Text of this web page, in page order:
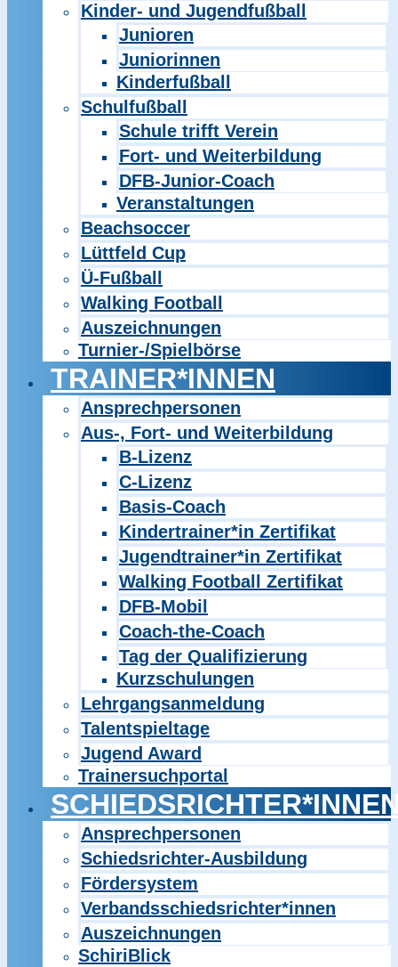
Kinder- und Jugendfußball
Junioren
Juniorinnen
Kinderfußball
Schulfußball
Schule trifft Verein
Fort- und Weiterbildung
DFB-Junior-Coach
Veranstaltungen
Beachsoccer
Lüttfeld Cup
Ü-Fußball
Walking Football
Auszeichnungen
Turnier-/Spielbörse
TRAINER*INNEN
Ansprechpersonen
Aus-, Fort- und Weiterbildung
B-Lizenz
C-Lizenz
Basis-Coach
Kindertrainer*in Zertifikat
Jugendtrainer*in Zertifikat
Walking Football Zertifikat
DFB-Mobil
Coach-the-Coach
Tag der Qualifizierung
Kurzschulungen
Lehrgangsanmeldung
Talentspieltage
Jugend Award
Trainersuchportal
Ansprechpersonen
Schiedsrichter-Ausbildung
Fördersystem
Verbandsschiedsrichter*innen
Auszeichnungen
SchiriBlick